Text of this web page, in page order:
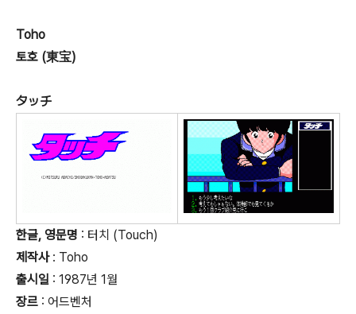
Toho
토호 (東宝)
タッチ
한글, 영문명 : 터치 (Touch)
제작사: Toho
출시일 : 1987년 1월
장르 : 어드벤처